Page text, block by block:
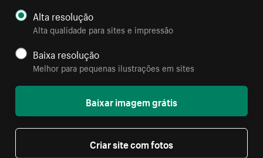
Alta resolução
Alta qualidade para sites e impressão
Baixa resolução
Melhor para pequenas ilustrações em sites
Baixar imagem grátis
Criar site com fotos